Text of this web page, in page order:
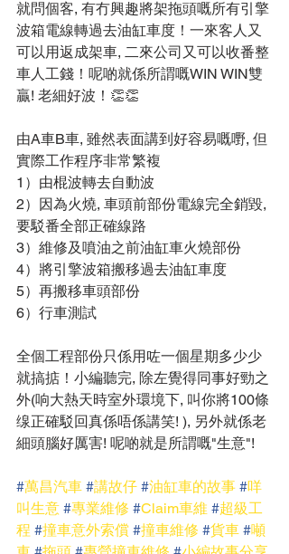
就問個客, 有冇興趣將架拖頭嘅所有引擎
波箱電線轉過去油缸車度！一來客人又
可以用返成架車, 二來公司又可以收番整
車人工錢！呢啲就係所謂嘅WIN WIN雙
贏! 老細好波！👏👏
由A車B車, 雖然表面講到好容易嘅嘢, 但
實際工作程序非常繁複
1）由棍波轉去自動波
2）因為火燒, 車頭前部份電線完全銷毀,
要駁番全部正確線路
3）維修及噴油之前油缸車火燒部份
4）將引擎波箱搬移過去油缸車度
5）再搬移車頭部份
6）行車測試
全個工程部份只係用咗一個星期多少少
就搞掂！小編聽完, 除左覺得同事好勁之
外(响大熱天時室外環境下, 叫你將100條
缐正確駁回真係唔係講笑! ), 另外就係老
細頭腦好厲害! 呢啲就是所謂嘅"生意"!
#萬昌汽車 #講故仔 #油缸車的故事 #咩
叫生意 #專業維修 #Claim車維 #超級工
程 #撞車意外索償 #撞車維修 #貨車 #噸